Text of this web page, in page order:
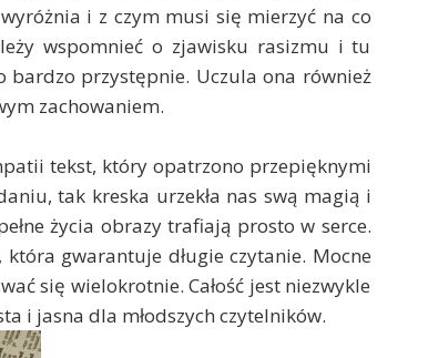
i z czym musi się mierzyć na co
wspomnieć o zjawisku rasizmu i tu
bardzo przystępnie. Uczula ona również
zachowaniem.
tekst, który opatrzono przepięknymi
tak kreska urzekła nas swą magią i
życia obrazy trafiają prosto w serce.
gwarantuje długie czytanie. Mocne
się wielokrotnie. Całość jest niezwykle
i jasna dla młodszych czytelników.